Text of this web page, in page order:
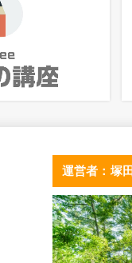
運営者：塚